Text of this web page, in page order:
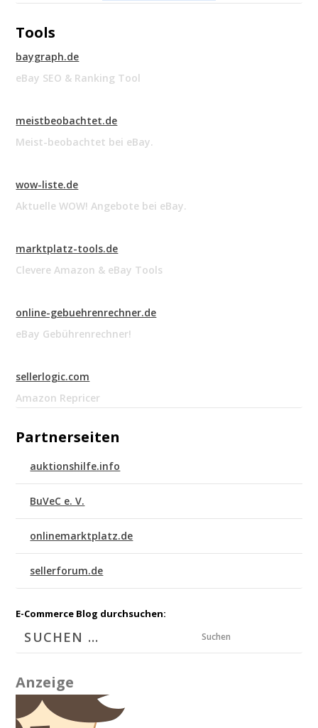
Tools
baygraph.de
eBay SEO & Ranking Tool
meistbeobachtet.de
Meist-beobachtet bei eBay.
wow-liste.de
Aktuelle WOW! Angebote bei eBay.
marktplatz-tools.de
Clevere Amazon & eBay Tools
online-gebuehrenrechner.de
eBay Gebührenrechner!
sellerlogic.com
Amazon Repricer
Partnerseiten
auktionshilfe.info
BuVeC e. V.
onlinemarktplatz.de
sellerforum.de
E-Commerce Blog durchsuchen:
Suchen
Anzeige